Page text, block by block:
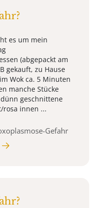
es um mein
(abgepackt am
gekauft, zu Hause
Wok ca. 5 Minuten
manche Stücke
geschnittene
rosa innen ...
Gefahr